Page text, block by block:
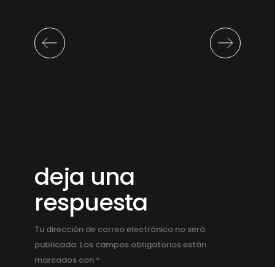
deja una
respuesta
Tu dirección de correo electrónico no será
publicada. Los campos obligatorios están
marcados con *